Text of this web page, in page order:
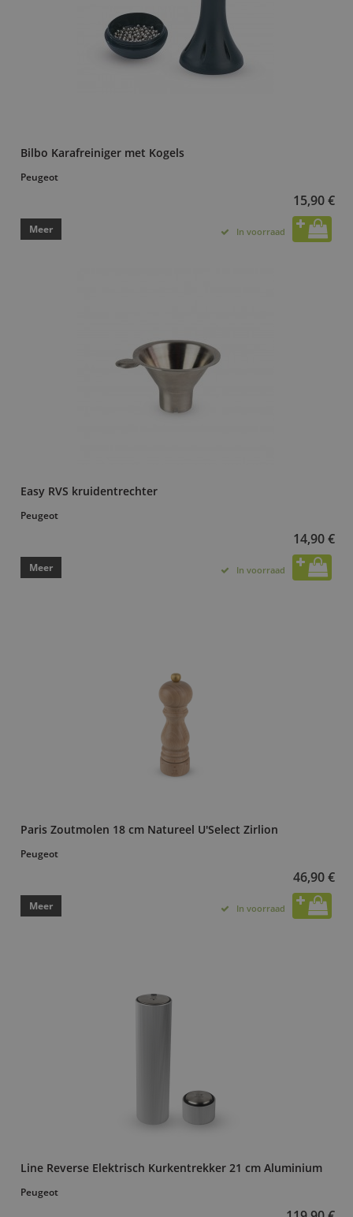
Bilbo Karafreiniger met Kogels
Peugeot
15,90 €
Meer In voorraad
Easy RVS kruidentrechter
Peugeot
14,90 €
Meer In voorraad
Paris Zoutmolen 18 cm Natureel U'Select Zirlion
Peugeot
46,90 €
Meer In voorraad
Line Reverse Elektrisch Kurkentrekker 21 cm Aluminium
Peugeot